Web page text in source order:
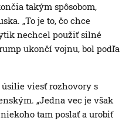
takým spôsobom,
„To je to, čo chce
nechcel použiť silné
ukončí vojnu, bol podľa
viesť rozhovory s
„Jedna vec je však
tam poslať a urobiť